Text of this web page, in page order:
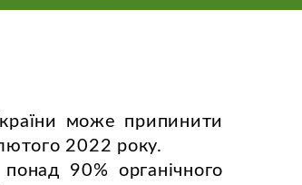
може припинити
2022 року.
понад 90% органічного